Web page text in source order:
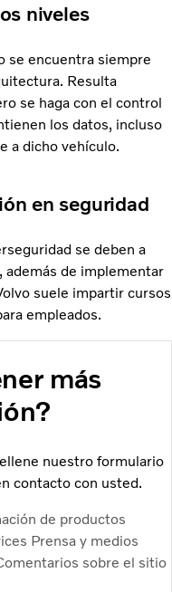
niveles
se encuentra siempre
Resulta
se haga con el control
los datos, incluso
a dicho vehículo.
en seguridad
se deben a
además de implementar
suele impartir cursos
empleados.
más
nuestro formulario
contacto con usted.
de productos
Prensa y medios
sobre el sitio